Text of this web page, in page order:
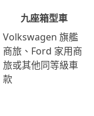
九座箱型車
Volkswagen 旗艦
商旅、Ford 家用商
旅或其他同等級車
款